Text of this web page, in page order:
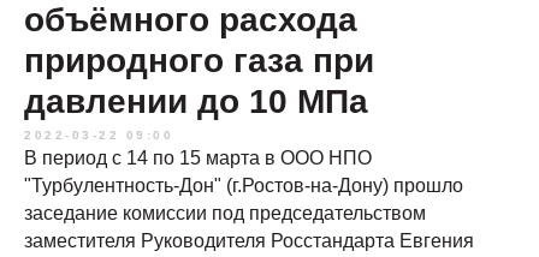
объёмного расхода
природного газа при
давлении до 10 МПа
2022-03-22 09:00
В период с 14 по 15 марта в ООО НПО
"Турбулентность-Дон" (г.Ростов-на-Дону) прошло
заседание комиссии под председательством
заместителя Руководителя Росстандарта Евгения